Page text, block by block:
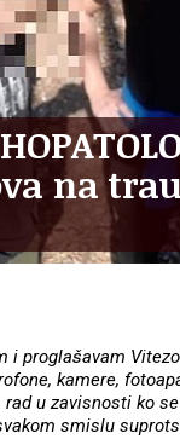
na
i proglašavam
kamere,
u zavisnosti ko
smislu